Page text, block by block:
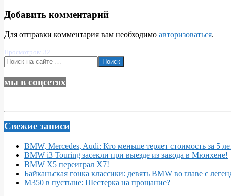
Добавить комментарий
Для отправки комментария вам необходимо авторизоваться.
Просмотров: 32
Поиск
мы в соцсетях
Свежие записи
BMW, Mercedes, Audi: Кто меньше теряет стоимость за 5
BMW i3 Touring засекли при выезде из завода в Мюнхене!
BMW X5 переиграл X7!
Байканьская гонка классики: девять BMW во главе с
M350 в пустыне: Шестерка на прощание?